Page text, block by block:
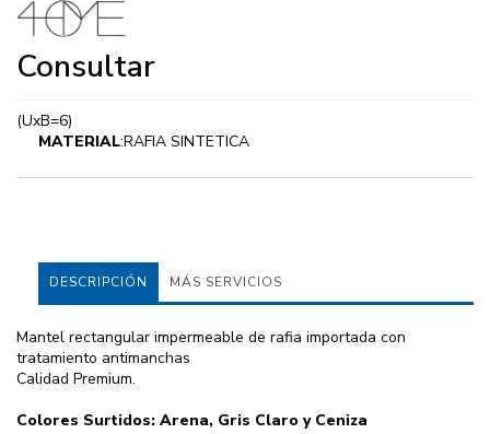
Consultar
(UxB=6)
MATERIAL:RAFIA SINTETICA
DESCRIPCIÓN MÁS SERVICIOS
Mantel rectangular impermeable de rafia importada con
tratamiento antimanchas
Calidad Premium.
Colores Surtidos: Arena, Gris Claro y Ceniza